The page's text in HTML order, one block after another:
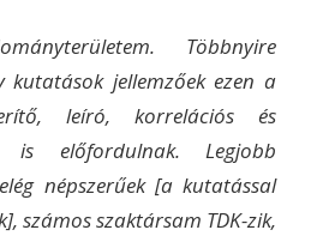
Többnyire
kutatások jellemzőek ezen a
leíró, korrelációs és
is előfordulnak. Legjobb
népszerűek [a kutatással
számos szaktársam TDK-zik,